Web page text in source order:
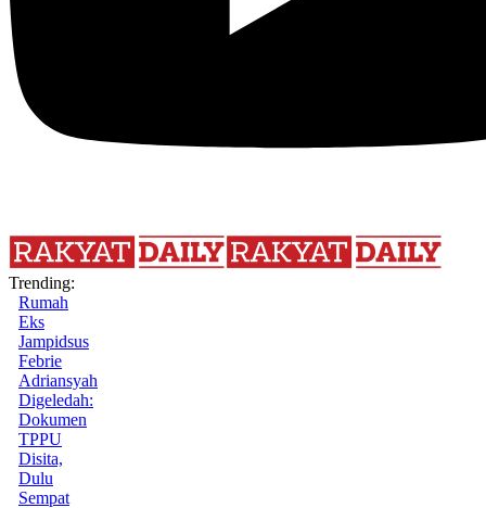
Trending:
Rumah
Eks
Jampidsus
Febrie
Adriansyah
Digeledah:
Dokumen
TPPU
Disita,
Dulu
Sempat